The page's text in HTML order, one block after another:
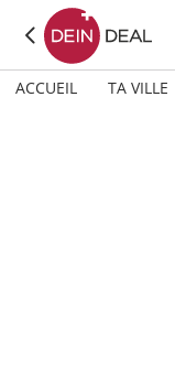
ACCUEIL TA VILLE